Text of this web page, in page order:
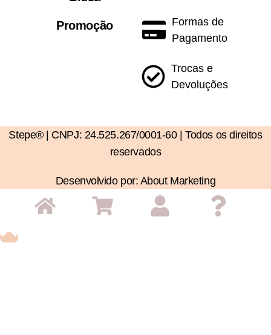
Promoção
Formas de
Pagamento
Trocas e
Devoluções
Stepe® | CNPJ: 24.525.267/0001-60 | Todos os direitos
reservados
Desenvolvido por: About Marketing